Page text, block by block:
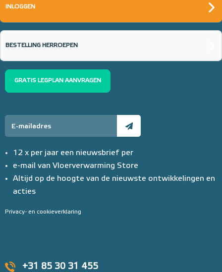
+31 85 30 31 455
INLOGGEN
BESTELLING HERROEPEN
GRATIS LEGPLAN AANVRAGEN
12 x per jaar een nieuwsbrief per
e-mail van Vloerverwarming Store
Altijd op de hoogte van de nieuwste ontwikkelingen en
acties
Privacy- en cookieverklaring